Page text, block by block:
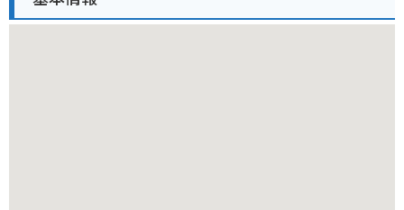
小布施町自体も、栗の産地として有名で、栗を使ったお菓子や